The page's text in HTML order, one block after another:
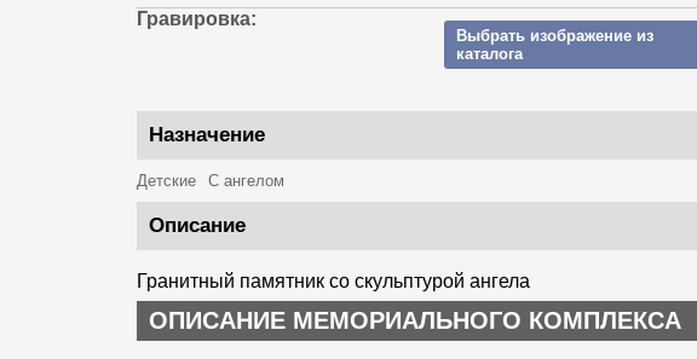
Гравировка:
Выбрать изображение из
каталога
Назначение
Детские С ангелом
Описание
Гранитный памятник со скульптурой ангела
ОПИСАНИЕ МЕМОРИАЛЬНОГО КОМПЛЕКСА